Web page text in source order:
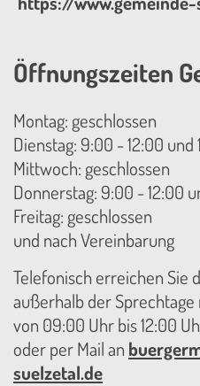
Öffnungszeiten
Montag: geschlossen
Dienstag: 9:00 - 12:00 und
Mittwoch: geschlossen
Donnerstag: 9:00 - 12:00
Freitag: geschlossen
und nach Vereinbarung
Telefonisch erreichen Sie
außerhalb der
von 09:00 Uhr bis 12:00
oder per Mail an
suelzetal.de